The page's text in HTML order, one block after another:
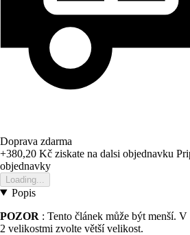
Doprava zdarma
+380,20 Kč ziskate na dalsi objednavku
objednavky
Loading...
Popis
POZOR : Tento článek může být menší.
2 velikostmi zvolte větší velikost.